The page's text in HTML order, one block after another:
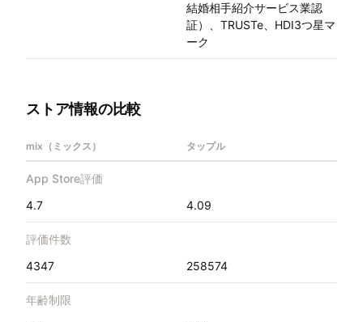
結婚相手紹介サービス業認
証）、TRUSTe、HDI3つ星マ
ーク
ストア情報の比較
mix（ミックス） タップル
App Store評価
4.7
4.09
評価件数
4347
258574
年齢制限